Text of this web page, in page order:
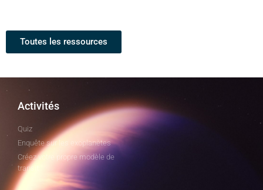
Toutes les ressources
Activités
Quiz
Enquête sur les exoplanètes
Créez votre propre modèle de
transit